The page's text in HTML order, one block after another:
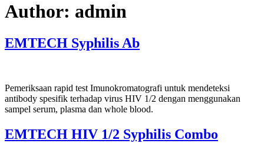
Author: admin
EMTECH Syphilis Ab
Pemeriksaan rapid test Imunokromatografi untuk mendeteksi
antibody spesifik terhadap virus HIV 1/2 dengan menggunakan
sampel serum, plasma dan whole blood.
EMTECH HIV 1/2 Syphilis Combo